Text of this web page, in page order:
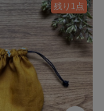
残り1点